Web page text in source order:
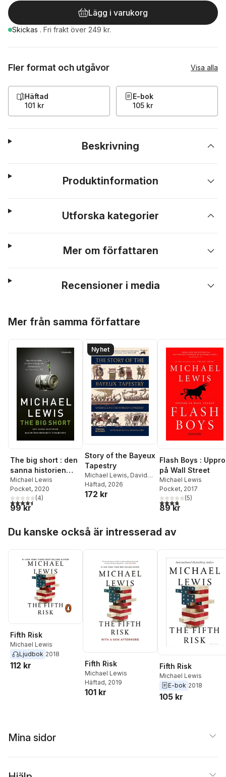
Lägg i varukorg
Skickas . Fri frakt över 249 kr.
Fler format och utgåvor Visa alla
Häftad
101 kr
E-bok
105 kr
Beskrivning
Produktinformation
Utforska kategorier
Mer om författaren
Recensioner i media
Mer från samma författare
The big short : den
sanna historien
bakom
århundradets
finanskris
Michael Lewis
Pocket, 2020
4,5utav 5 stjärnor. Totalt antal röster:
(4)
99 kr
Nyhet
Story of the Bayeux
Tapestry
Michael Lewis, David
Musgrove
Häftad, 2026
172 kr
Flash Boys :
på Wall Street
Michael Lewis
Pocket, 2017
3,8utav 5 stjärnor.
(5)
89 kr
Du kanske också är intresserad av
Fifth Risk
Michael Lewis
Ljudbok 2018
112 kr Fifth Risk
Michael Lewis
Häftad, 2019
101 kr
Fifth Risk
Michael Lewis
E-bok 2018
105 kr
Mina sidor